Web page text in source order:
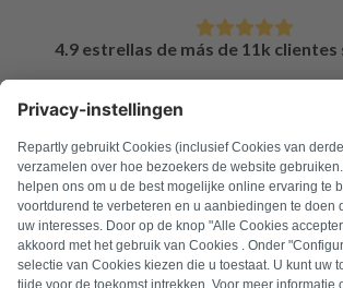
4.9 estrellas de más de 11k
PREGUNTAS
Todos los códigos de error
Sobre nosotros
Pulsa